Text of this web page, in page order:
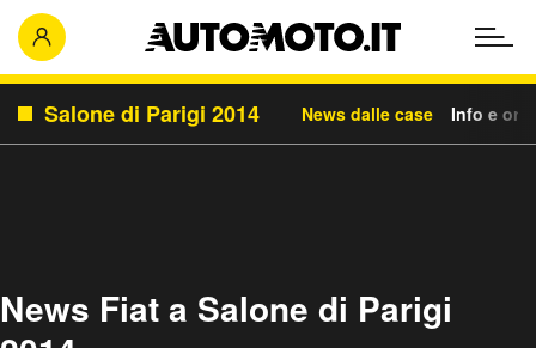
Salone di Parigi 2014 News dalle case Info e
News Fiat a Salone di Parigi